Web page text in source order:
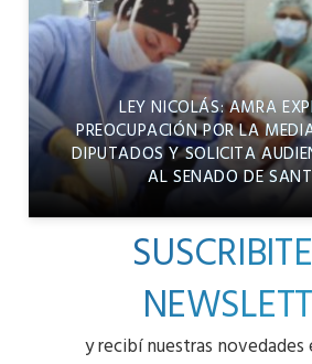
LEY NICOLÁS: AMRA
PREOCUPACIÓN POR LA
DIPUTADOS Y SOLICITA
AL SENADO DE
y recibí nuestras novedades